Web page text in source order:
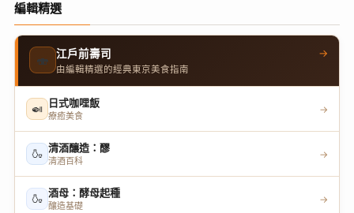
編輯精選
🍣 江戶前壽司
由編輯精選的經典東京美食指南
→
🍛 日式咖哩飯
療癒美食
→
🍶 清酒釀造：醪
清酒百科
→
🍶 酒母：酵母起種
釀造基礎
→